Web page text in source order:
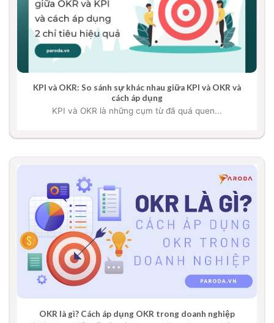
KPI và OKR: So sánh sự khác nhau giữa KPI và OKR và
cách áp dụng
KPI và OKR là những cụm từ đã quá quen...
OKR là gì? Cách áp dụng OKR trong doanh nghiệp